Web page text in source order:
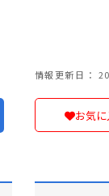
情報更新日：
お気